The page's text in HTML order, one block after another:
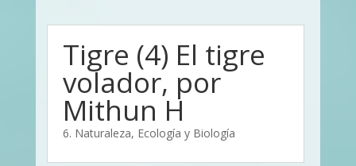
Tigre (4) El tigre
volador, por
Mithun H
6. Naturaleza, Ecología y Biología